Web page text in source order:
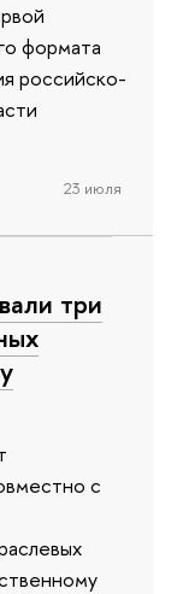
формата
российско-
23 июля
три
с